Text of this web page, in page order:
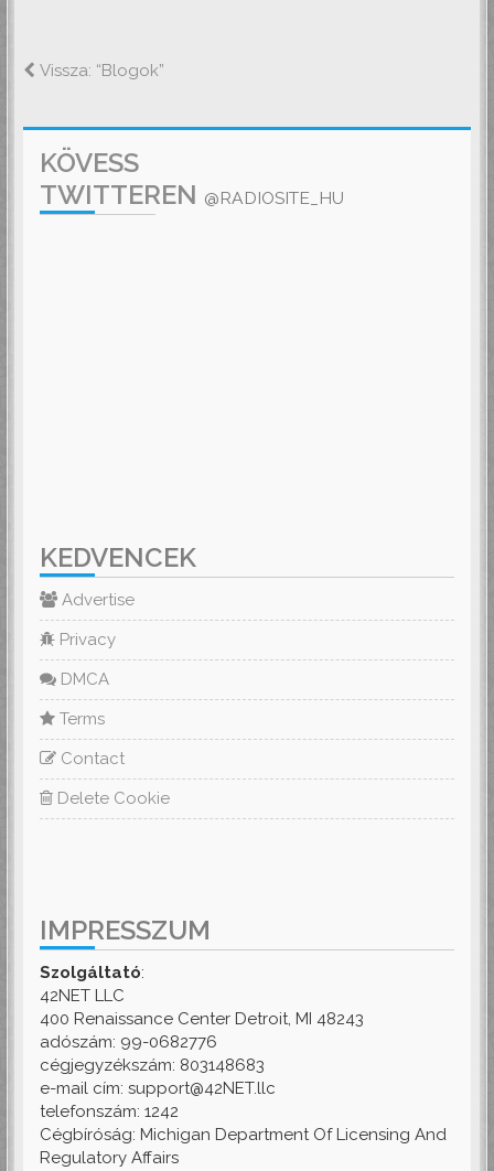
Vissza: “Blogok”
KÖVESS
TWITTEREN @RADIOSITE_HU
KEDVENCEK
Advertise
Privacy
DMCA
Terms
Contact
Delete Cookie
IMPRESSZUM
Szolgáltató:
42NET LLC
400 Renaissance Center Detroit, MI 48243
adószám: 99-0682776
cégjegyzékszám: 803148683
e-mail cím: support@42NET.llc
telefonszám: 1242
Cégbíróság: Michigan Department Of Licensing And
Regulatory Affairs